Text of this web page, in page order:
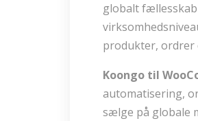
globalt
produkter, ordrer
Koongo til
automatisering,
sælge på globale